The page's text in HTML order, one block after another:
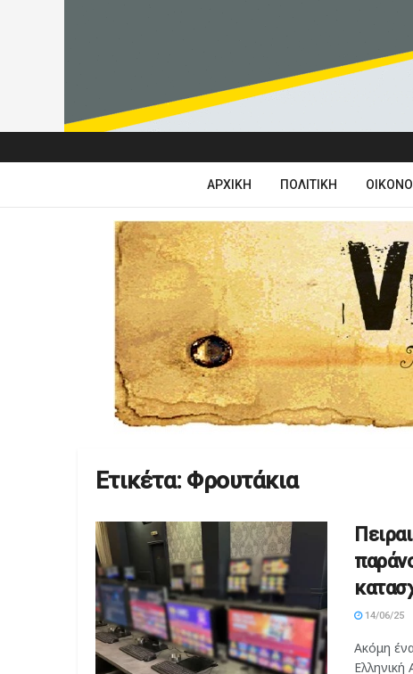
ΑΡΧΙΚΉ ΠΟΛΙΤΙΚΉ
Ετικέτα: Φρουτάκια
14/06/25
Ακόμη